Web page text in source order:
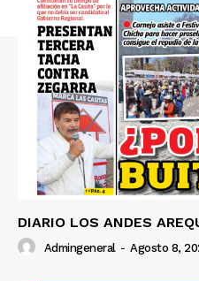
DIARIO LOS ANDES
Admingeneral - Agosto 8,